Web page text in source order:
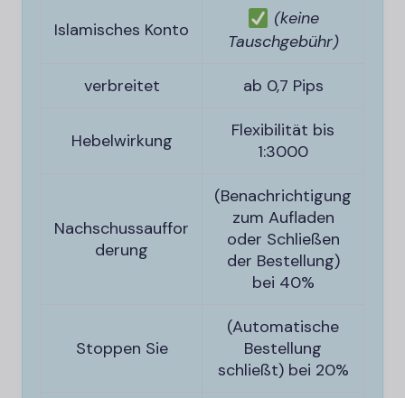
Islamisches Konto
(keine
Tauschgebühr)
verbreitet ab 0,7 Pips
Hebelwirkung
Flexibilität bis
1:3000
Nachschussauffor
derung
(Benachrichtigung
zum Aufladen
oder Schließen
der Bestellung)
bei 40%
Stoppen Sie
(Automatische
Bestellung
schließt) bei 20%